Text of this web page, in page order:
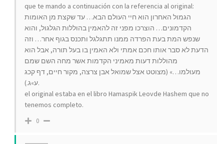
que te mando a continuación con la referencia al original:
הגמול האחרון הוא חיי העולם הבא… עד שקצת מן האומות
הקדמונים… הוצרכו מפני זה להאמין בהוללות הגלגול, והוא
שנפש המת בעת הפרדה ממנו תתגלגל ותכנס בגוף אחר… וזה
הדעת לא סבר אותו חכם אמתי ולא האמין בו בעל תורה, אבל הוא
מהוללות דעות מאמיני הקדמות אשר מחה השם שמם
מעולמו…» (מצוטט אצל שמואל אבן צרצה, מקור חיים, דף קכג
ע»ג.).
el original estaba en el libro Hamaspik Leovde Hashem que no
tenemos completo.
0